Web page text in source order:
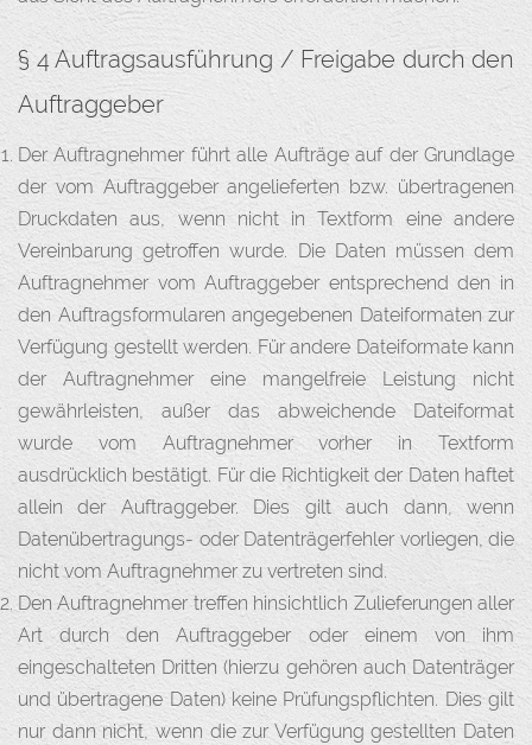
§ 4 Auftragsausführung / Freigabe durch den
Auftraggeber
Der Auftragnehmer führt alle Aufträge auf der Grundlage
der vom Auftraggeber angelieferten bzw. übertragenen
Druckdaten aus, wenn nicht in Textform eine andere
Vereinbarung getroffen wurde. Die Daten müssen dem
Auftragnehmer vom Auftraggeber entsprechend den in
den Auftragsformularen angegebenen Dateiformaten zur
Verfügung gestellt werden. Für andere Dateiformate kann
der Auftragnehmer eine mangelfreie Leistung nicht
gewährleisten, außer das abweichende Dateiformat
wurde vom Auftragnehmer vorher in Textform
ausdrücklich bestätigt. Für die Richtigkeit der Daten haftet
allein der Auftraggeber. Dies gilt auch dann, wenn
Datenübertragungs- oder Datenträgerfehler vorliegen, die
nicht vom Auftragnehmer zu vertreten sind.
Den Auftragnehmer treffen hinsichtlich Zulieferungen aller
Art durch den Auftraggeber oder einem von ihm
eingeschalteten Dritten (hierzu gehören auch Datenträger
und übertragene Daten) keine Prüfungspflichten. Dies gilt
nur dann nicht, wenn die zur Verfügung gestellten Daten